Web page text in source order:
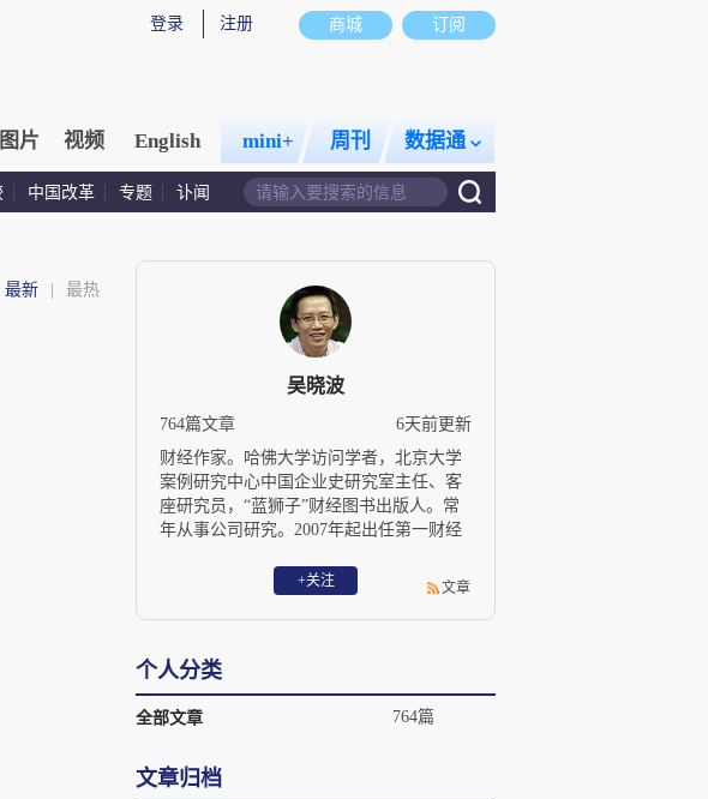
商城 订阅
登录 注册
图片 视频 English mini+ 周刊 数据通
中国改革 专题 讣闻
最新 最热
吴晓波
764篇文章
6天前更新
财经作家。哈佛大学访问学者，北京大学
案例研究中心中国企业史研究室主任、客
座研究员，“蓝狮子”财经图书出版人。常
年从事公司研究。2007年起出任第一财经
版著作有：《大败局》《大败局2》《穿越
和《激荡三十年》上、下卷。其中《大败
之一，《激荡三十年》被评为“2007年度中
国最佳商业图书”。
+关注 文章
个人分类
全部文章 764篇
文章归档